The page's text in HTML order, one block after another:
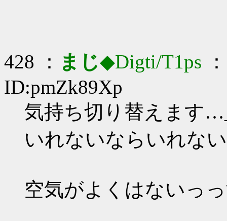
428 ： まじ◆Digti/T1ps
ID:pmZk89Xp
気持ち切り替えます
いれないならいれな
空気がよくはないっ